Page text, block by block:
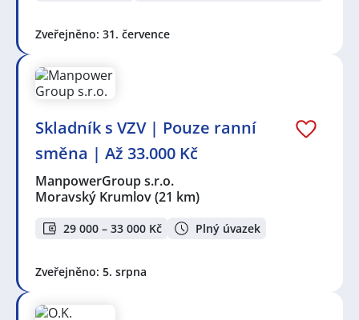
Zveřejněno: 31. července
Skladník s VZV | Pouze ranní
směna | Až 33.000 Kč
ManpowerGroup s.r.o.
Moravský Krumlov(21 km)
29 000 – 33 000 Kč Plný úvazek
Zveřejněno: 5. srpna